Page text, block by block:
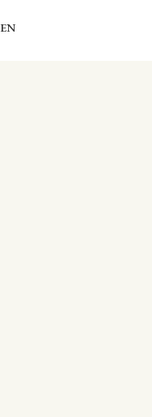
EN